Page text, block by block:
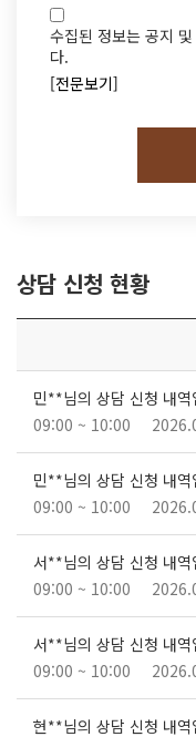
수집된 정보는 공지
다.
[전문보기]
상담 신청 현황
민**님의 상담 신청 내역
09:00 ~ 10:00
민**님의 상담 신청 내역
09:00 ~ 10:00
서**님의 상담 신청 내역
09:00 ~ 10:00
서**님의 상담 신청 내역
09:00 ~ 10:00
현**님의 상담 신청 내역